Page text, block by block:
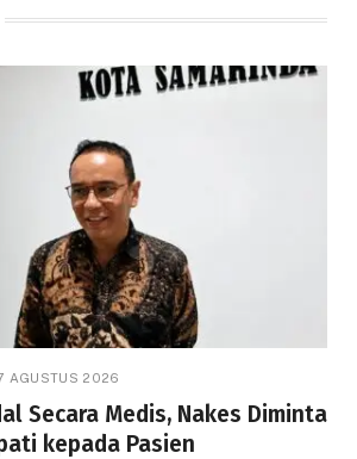
AGUSTUS 2026
Secara Medis, Nakes Diminta
kepada Pasien